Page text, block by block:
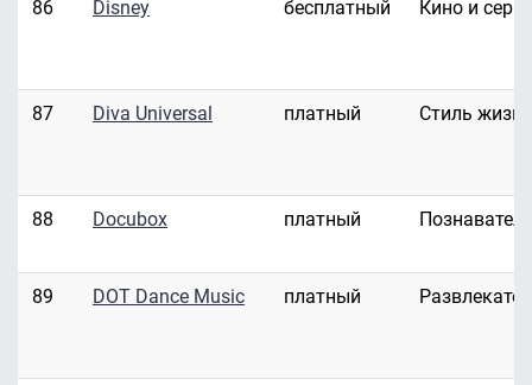
86 Disney бесплатный Кино и
87 Diva Universal платный Стиль жизни
88 Docubox платный
89 DOT Dance Music платный